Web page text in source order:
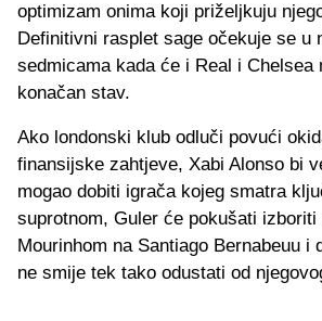
optimizam onima koji priželjkuju
Definitivni rasplet sage očekuje se u
sedmicama kada će i Real i Chelsea
konačan stav.
Ako londonski klub odluči povući
finansijske zahtjeve, Xabi Alonso bi
mogao dobiti igrača kojeg smatra
suprotnom, Guler će pokušati izboriti
Mourinhom na Santiago Bernabeuu i
ne smije tek tako odustati od